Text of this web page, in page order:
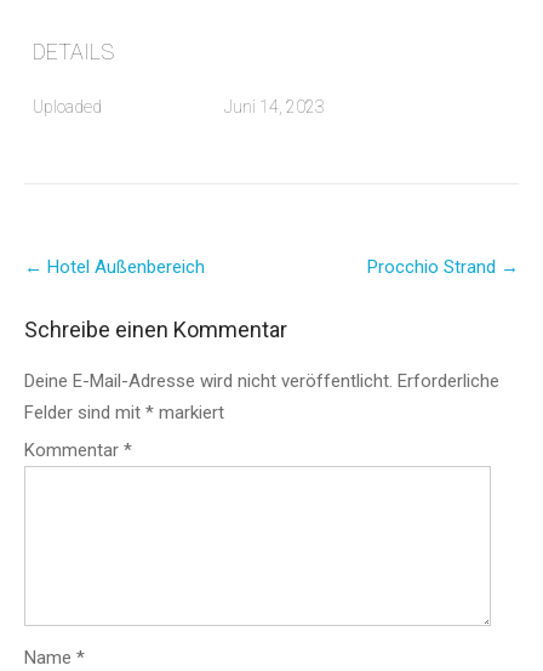
DETAILS
Uploaded Juni 14, 2023
navigation
← Hotel Außenbereich Procchio Strand →
Schreibe einen Kommentar
Deine E-Mail-Adresse wird nicht veröffentlicht. Erforderliche
Felder sind mit * markiert
Kommentar *
Name *